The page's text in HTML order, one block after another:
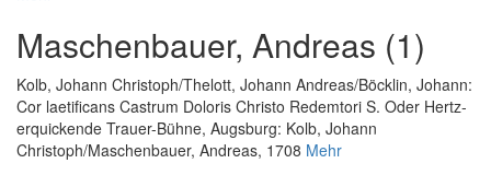
Maschenbauer, Andreas (1)
Kolb, Johann Christoph/Thelott, Johann Andreas/Böcklin, Johann:
Cor laetificans Castrum Doloris Christo Redemtori S. Oder Hertz-
erquickende Trauer-Bühne, Augsburg: Kolb, Johann
Christoph/Maschenbauer, Andreas, 1708 Mehr